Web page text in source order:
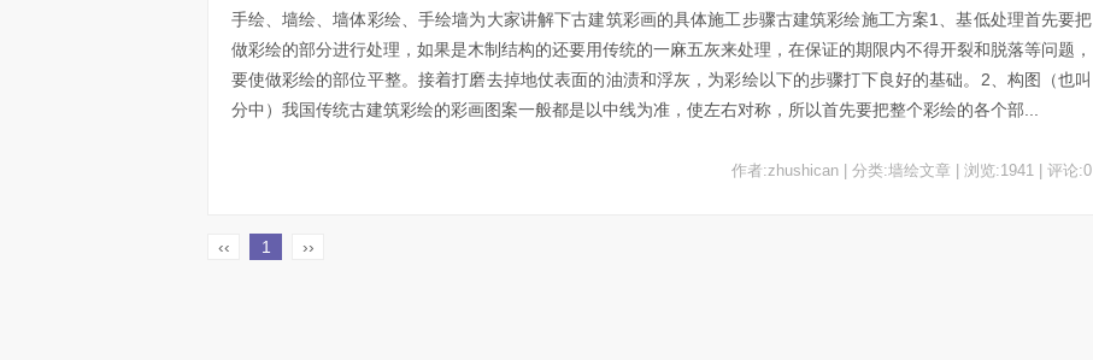
手绘、墙绘、墙体彩绘、手绘墙为大家讲解下古建筑彩画的具体施工步骤古建筑彩绘施工方案1、基低处理首先要把
做彩绘的部分进行处理，如果是木制结构的还要用传统的一麻五灰来处理，在保证的期限内不得开裂和脱落等问题，
要使做彩绘的部位平整。接着打磨去掉地仗表面的油渍和浮灰，为彩绘以下的步骤打下良好的基础。2、构图（也叫
分中）我国传统古建筑彩绘的彩画图案一般都是以中线为准，使左右对称，所以首先要把整个彩绘的各个部...
作者:zhushican | 分类:墙绘文章 | 浏览:1941 | 评论:0
‹‹ 1 ››